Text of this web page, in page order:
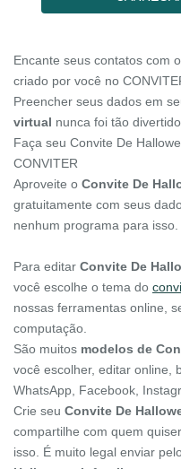
Encante seus contatos com o
criado por você no
Preencher seus dados em
virtual nunca foi tão
Faça seu Convite De
CONVITER
Aproveite o Convite De
gratuitamente com seus
nenhum programa para isso.
Para editar Convite De
você escolhe o tema do
nossas ferramentas online,
computação.
São muitos modelos de
você escolher, editar online,
WhatsApp, Facebook,
Crie seu Convite De
compartilhe com quem
isso. É muito legal enviar